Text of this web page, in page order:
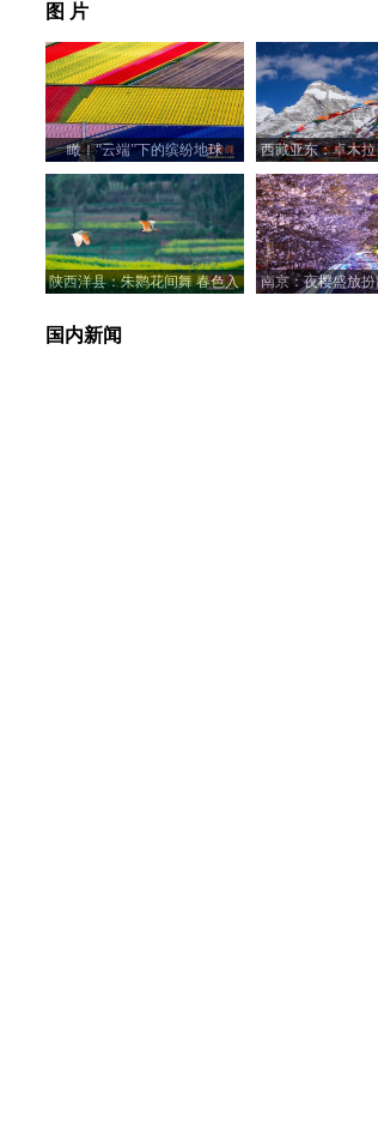
图 片
瞰！“云端”下的缤纷地球
西藏亚东：卓木
风光美
陕西洋县：朱鹮花间舞 春色入
南京：夜樱盛放
国内新闻